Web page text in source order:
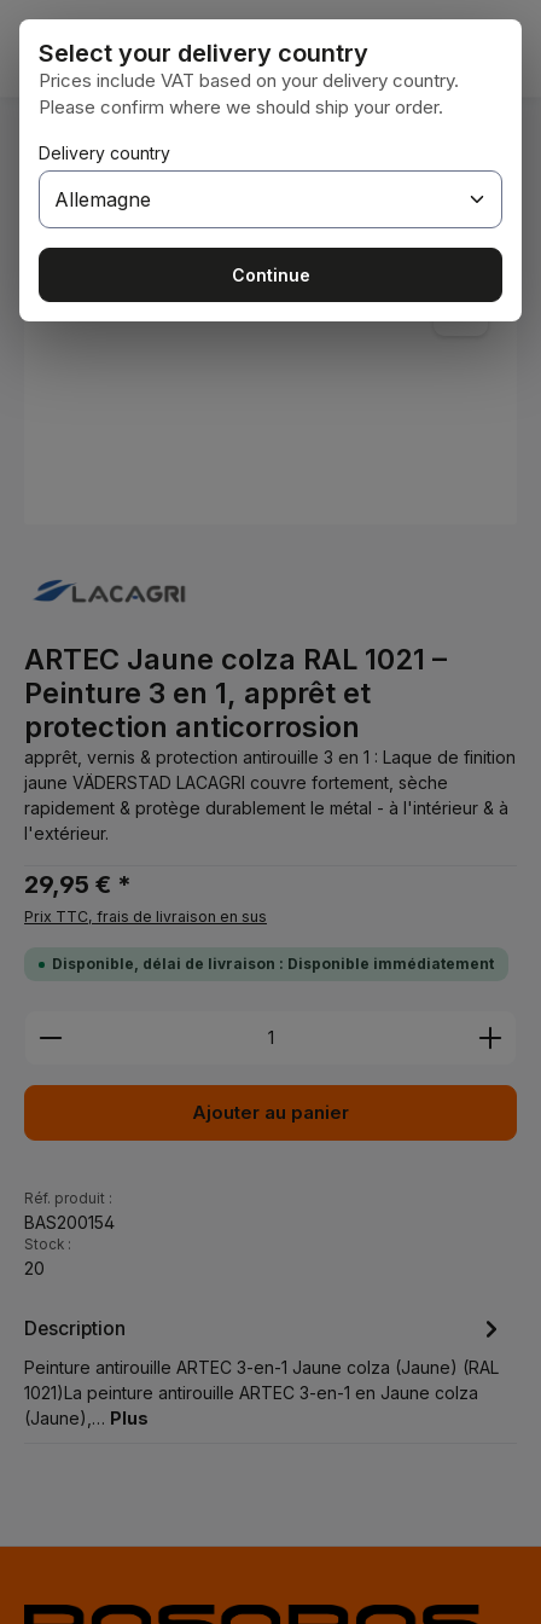
Passer au contenu principal
Vous êtes ici : Accueil
Peintures et vernis
Ignorer la galerie d'images
ARTEC Jaune colza RAL 1021 –
Peinture 3 en 1, apprêt et
protection anticorrosion
apprêt, vernis & protection antirouille 3 en 1 : Laque de finition
jaune VÄDERSTAD LACAGRI couvre fortement, sèche
rapidement & protège durablement le métal - à l'intérieur & à
l'extérieur.
29,95 € *
Prix TTC, frais de livraison en sus
Disponible, délai de livraison : Disponible immédiatement
Quantité de produit : Entrez la quantité
Ajouter au panier
Réf. produit :
BAS200154
Stock :
20
Description
Peinture antirouille ARTEC 3-en-1 Jaune colza (Jaune) (RAL
1021)La peinture antirouille ARTEC 3-en-1 en Jaune colza
(Jaune),… Plus
Select your delivery country
Prices include VAT based on your delivery country.
Please confirm where we should ship your order.
Delivery country
Continue